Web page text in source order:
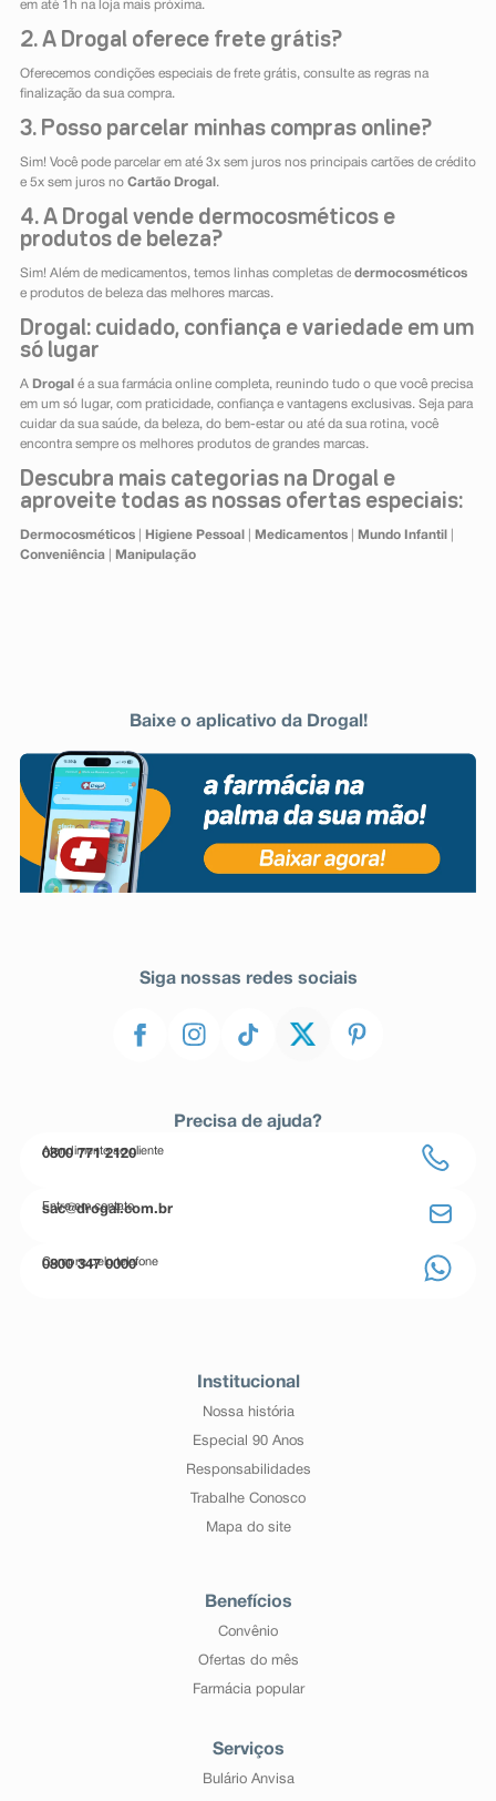
em até 1h na loja mais próxima.
2. A Drogal oferece frete grátis?
Oferecemos condições especiais de frete grátis, consulte as regras na
finalização da sua compra.
3. Posso parcelar minhas compras online?
Sim! Você pode parcelar em até 3x sem juros nos principais cartões de crédito
e 5x sem juros no Cartão Drogal .
4. A Drogal vende dermocosméticos e
produtos de beleza?
Sim! Além de medicamentos, temos linhas completas de dermocosméticos
e produtos de beleza das melhores marcas.
Drogal: cuidado, confiança e variedade em um
só lugar
A Drogal é a sua farmácia online completa, reunindo tudo o que você precisa
em um só lugar, com praticidade, confiança e vantagens exclusivas. Seja para
cuidar da sua saúde, da beleza, do bem-estar ou até da sua rotina, você
encontra sempre os melhores produtos de grandes marcas.
Descubra mais categorias na Drogal e
aproveite todas as nossas ofertas especiais:
Dermocosméticos| Higiene Pessoal Medicamentos| Mundo Infantil
Conveniência| Manipulação
Baixe o aplicativo da Drogal!
Siga nossas redes sociais
Precisa de ajuda?
Atendimento ao cliente
0800 771 2120
Entre em contato
sac@drogal.com.br
Compre pelo telefone
0800 347 0000
Institucional
Nossa história
Especial 90 Anos
Responsabilidades
Trabalhe Conosco
Mapa do site
Benefícios
Convênio
Ofertas do mês
Farmácia popular
Serviços
Bulário Anvisa